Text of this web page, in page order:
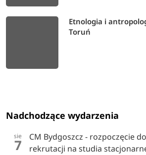
Etnologia i
Toruń
Nadchodzące wydarzenia
sie
7
CM Bydgoszcz - rozpoczęcie
rekrutacji na studia